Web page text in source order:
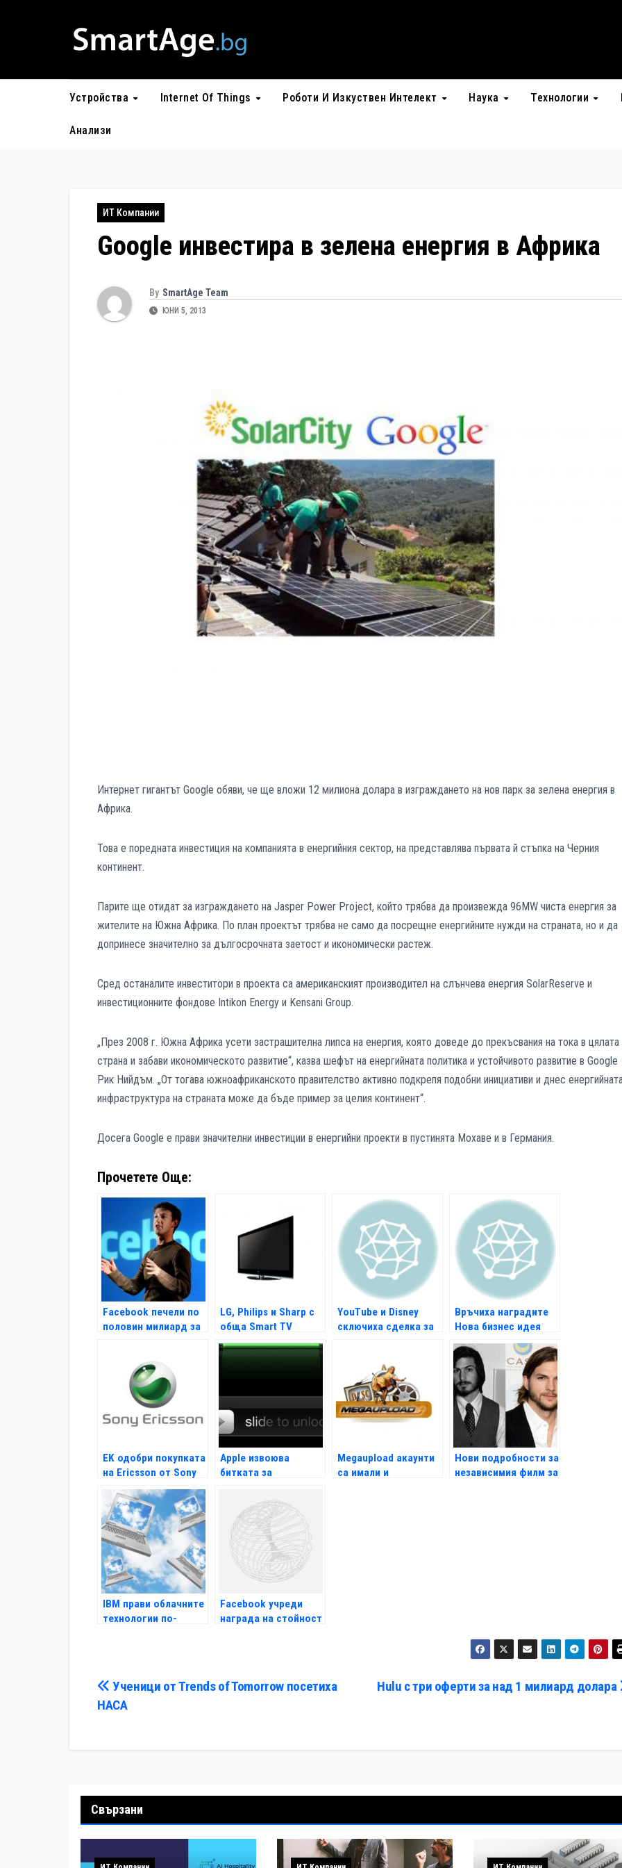
Устройства Internet Of Things Роботи И Изкуствен Интелект Наука Технологии
Анализи
ИТ Компании
Google инвестира в зелена енергия в Африка
By SmartAge Team
ЮНИ 5, 2013
Интернет гигантът Google обяви, че ще вложи 12 милиона долара в изграждането на нов парк за зелена енергия в
Африка.
Това е поредната инвестиция на компанията в енергийния сектор, на представлява първата й стъпка на Черния
континент.
Парите ще отидат за изграждането на Jasper Power Project, който трябва да произвежда 96MW чиста енергия за
жителите на Южна Африка. По план проектът трябва не само да посрещне енергийните нужди на страната, но и да
допринесе значително за дългосрочната заетост и икономически растеж.
Сред останалите инвеститори в проекта са американският производител на слънчева енергия SolarReserve и
инвестиционните фондове Intikon Energy и Kensani Group.
„През 2008 г. Южна Африка усети застрашителна липса на енергия, която доведе до прекъсвания на тока в цялата
страна и забави икономическото развитие“, казва шефът на енергийната политика и устойчивото развитие в Google
Рик Нийдъм. „От тогава южноафриканското правителство активно подкрепя подобни инициативи и днес
инфраструктура на страната може да бъде пример за целия континент“.
Досега Google е прави значителни инвестиции в енергийни проекти в пустинята Мохаве и в Германия.
Прочетете Още:
Facebook печели по
половин милиард за
LG, Philips и Sharp с
обща Smart TV
платформа
YouTube и Disney
сключиха сделка за
Връчиха наградите
Нова бизнес идея
EK одобри покупката
на Ericsson от Sony
Apple извоюва
битката за
отключване
Megaupload акаунти
са имали и
Нови подробности за
независимия филм за
IBM прави облачните
технологии по-
Facebook учреди
награда на стойност
Навигация Hulu с три оферти за над 1 милиард долара
Ученици от Trends of Tomorrow посетиха
НАСА
Свързани